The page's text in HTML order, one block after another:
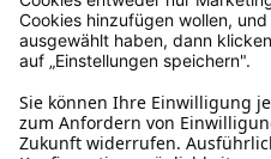
Ruf uns an